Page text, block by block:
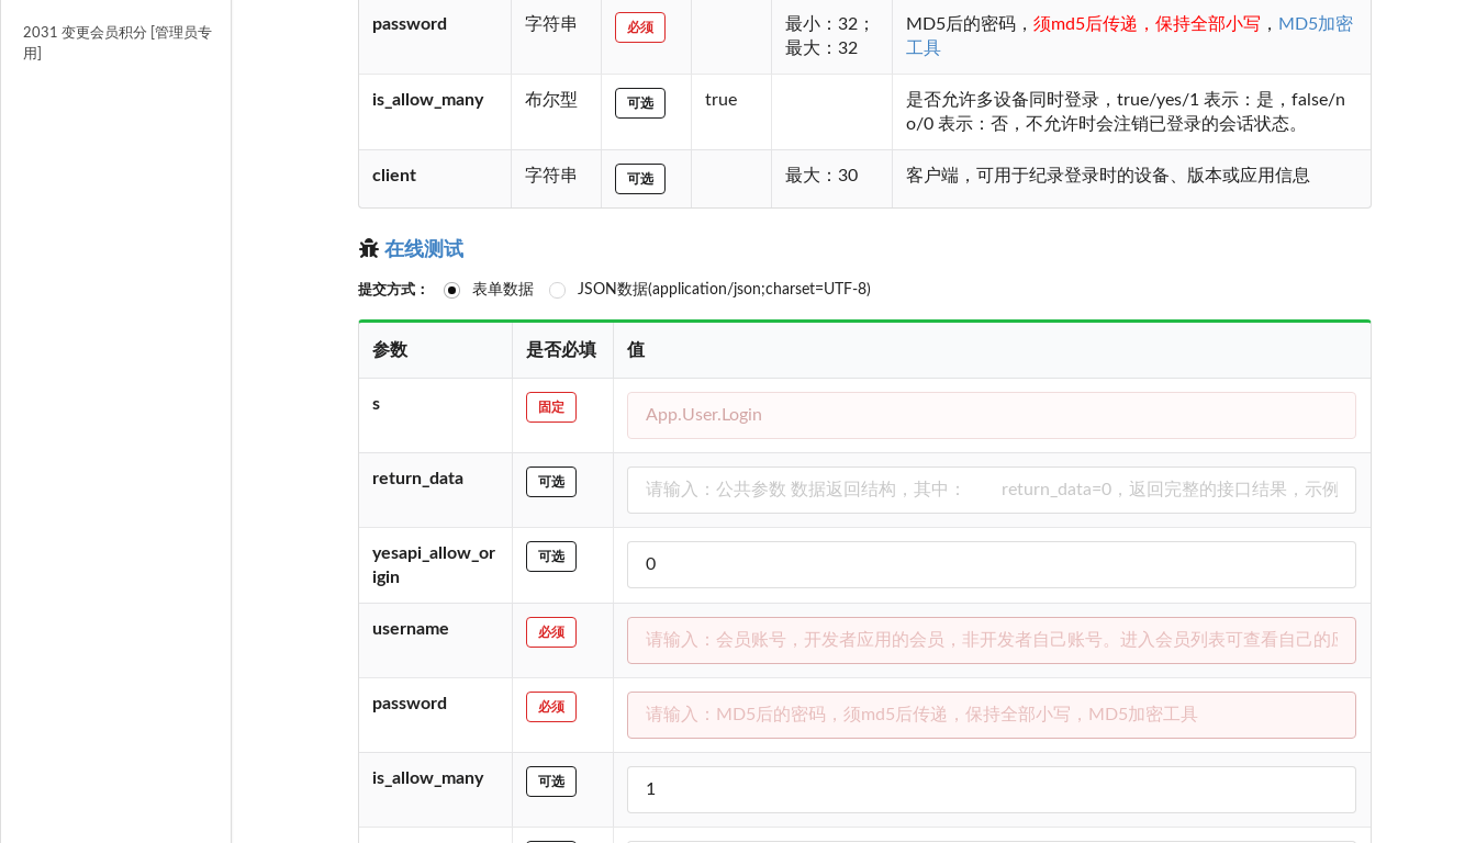
2031 变更会员积分 [管理员专
用]
password 字符串 必须
最小：32；
最大：32
MD5后的密码，须md5后传递，保持全部小写 ， MD5加密
工具
is_allow_many 布尔型 可选 true
是否允许多设备同时登录，true/yes/1 表示：是，false/n
o/0 表示：否，不允许时会注销已登录的会话状态。
client 字符串 可选 最大：30 客户端，可用于纪录登录时的设备、版本或应用信息
在线测试
提交方式： 表单数据 JSON数据(application/json;charset=UTF-8)
参数 是否必填 值
s 固定
return_data 可选
yesapi_allow_or
igin
可选
username 必须
password 必须
is_allow_many 可选